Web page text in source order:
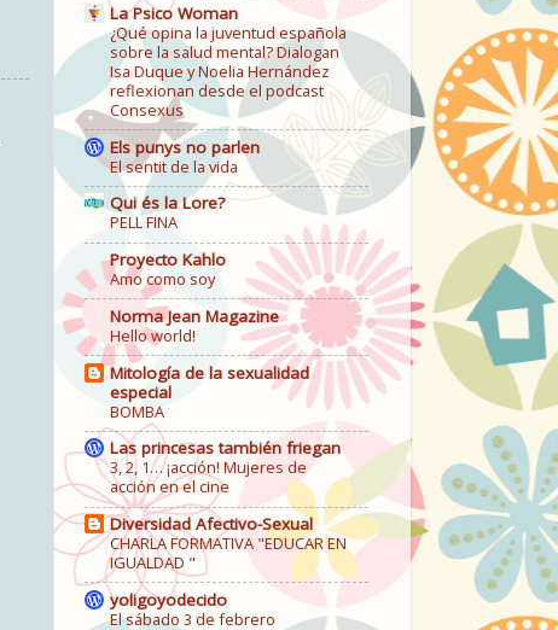
La Psico Woman
¿Qué opina la juventud española
sobre la salud mental? Dialogan
Isa Duque y Noelia Hernández
reflexionan desde el podcast
Consexus
Els punys no parlen
El sentit de la vida
Qui és la Lore?
PELL FINA
Proyecto Kahlo
Amo como soy
Norma Jean Magazine
Hello world!
Mitología de la sexualidad
especial
BOMBA
Las princesas también friegan
3, 2, 1… ¡acción! Mujeres de
acción en el cine
Diversidad Afectivo-Sexual
CHARLA FORMATIVA "EDUCAR EN
IGUALDAD "
yoligoyodecido
El sábado 3 de febrero